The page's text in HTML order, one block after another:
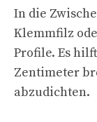
In die
Klemmfilz
Profile. Es
Zentimeter
abzudichten.